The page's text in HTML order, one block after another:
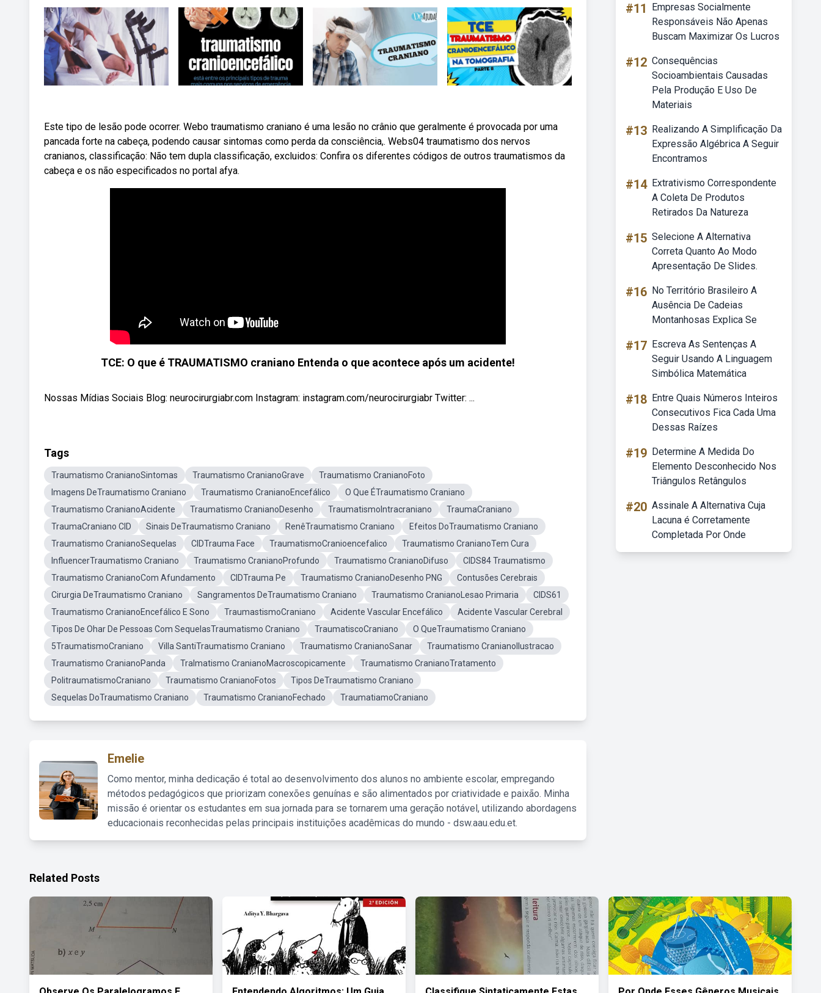
Este tipo de lesão pode ocorrer. Webo traumatismo craniano é uma lesão no crânio que geralmente é provocada por uma
pancada forte na cabeça, podendo causar sintomas como perda da consciência,. Webs04 traumatismo dos nervos
cranianos, classificação: Não tem dupla classificação, excluidos: Confira os diferentes códigos de outros traumatismos da
cabeça e os não especificados no portal afya.
TCE: O que é TRAUMATISMO craniano Entenda o que acontece após um acidente!
Nossas Mídias Sociais Blog: neurocirurgiabr.com Instagram: instagram.com/neurocirurgiabr Twitter: ...
Tags
Traumatismo CranianoSintomas Traumatismo CranianoGrave
Traumatismo CranianoFoto
Imagens DeTraumatismo Craniano
Traumatismo CranianoEncefálico
O Que ÉTraumatismo Craniano
Traumatismo CranianoAcidente
Traumatismo CranianoDesenho TraumatismoIntracraniano
TraumaCraniano
TraumaCraniano CID
Sinais DeTraumatismo Craniano RenêTraumatismo Craniano
Efeitos DoTraumatismo Craniano
Traumatismo CranianoSequelas
CIDTrauma Face TraumatismoCranioencefalico
Traumatismo CranianoTem Cura
InfluencerTraumatismo Craniano
Traumatismo CranianoProfundo Traumatismo CranianoDifuso
CIDS84 Traumatismo
Traumatismo CranianoCom Afundamento
CIDTrauma Pe Traumatismo CranianoDesenho PNG
Contusões Cerebrais
Cirurgia DeTraumatismo Craniano
Sangramentos DeTraumatismo Craniano Traumatismo CranianoLesao Primaria
CIDS61
Traumatismo CranianoEncefálico E Sono
TraumastismoCraniano Acidente Vascular Encefálico
Acidente Vascular Cerebral
Tipos De Ohar De Pessoas Com SequelasTraumatismo Craniano
TraumatiscoCraniano
O QueTraumatismo Craniano
5TraumatismoCraniano
Villa SantiTraumatismo Craniano Traumatismo CranianoSanar
Traumatismo CranianoIlustracao
Traumatismo CranianoPanda
Tralmatismo CranianoMacroscopicamente
Traumatismo CranianoTratamento
PolitraumatismoCraniano
Traumatismo CranianoFotos
Tipos DeTraumatismo Craniano
Sequelas DoTraumatismo Craniano
Traumatismo CranianoFechado TraumatiamoCraniano
Emelie
Como mentor, minha dedicação é total ao desenvolvimento dos alunos no ambiente escolar, empregando
métodos pedagógicos que priorizam conexões genuínas e são alimentados por criatividade e paixão. Minha
missão é orientar os estudantes em sua jornada para se tornarem uma geração notável, utilizando abordagens
educacionais reconhecidas pelas principais instituições acadêmicas do mundo - dsw.aau.edu.et.
#11
Empresas Socialmente
Responsáveis Não Apenas
Buscam Maximizar Os Lucros
#12 Consequências
Socioambientais Causadas
Pela Produção E Uso De
Materiais
#13 Realizando A Simplificação Da
Expressão Algébrica A Seguir
Encontramos
#14 Extrativismo Correspondente
A Coleta De Produtos
Retirados Da Natureza
#15 Selecione A Alternativa
Correta Quanto Ao Modo
Apresentação De Slides.
#16 No Território Brasileiro A
Ausência De Cadeias
Montanhosas Explica Se
#17 Escreva As Sentenças A
Seguir Usando A Linguagem
Simbólica Matemática
#18 Entre Quais Números Inteiros
Consecutivos Fica Cada Uma
Dessas Raízes
#19 Determine A Medida Do
Elemento Desconhecido Nos
Triângulos Retângulos
#20 Assinale A Alternativa Cuja
Lacuna é Corretamente
Completada Por Onde
Related Posts